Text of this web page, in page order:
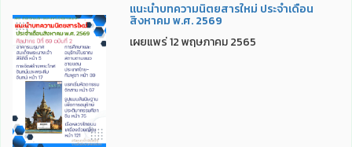
แนะนำบทความนิตยสารใหม่ ประจำเดือน
สิงหาคม พ.ศ. 2569
เผยแพร่ 12 พฤษภาคม 2565